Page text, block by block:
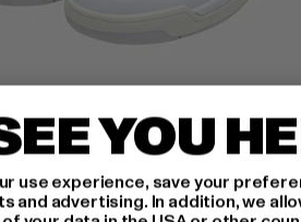
Gk Prm
YOU
use experience, save your
and advertising. In addition, we